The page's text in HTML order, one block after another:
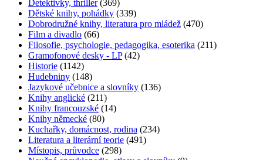
Detektivky, thriller(369)
Dětské knihy, pohádky (339)
Dobrodružné knihy, literatura pro mládež (470)
Film a divadlo (66)
Filosofie, psychologie, pedagogika, esoterika (211)
Gramofonové desky - LP(42)
Historie (1142)
Hudebniny (148)
Jazykové učebnice a slovníky (136)
Knihy anglické (211)
Knihy francouzské (14)
Knihy německé (80)
Kuchařky, domácnost, rodina (234)
Literatura a literární teorie (491)
Místopis, průvodce (298)